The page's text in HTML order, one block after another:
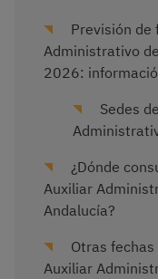
Previsión de
Administrativo
2026:
Sedes
¿Dónde
Auxiliar
Andalucía?
Otras
Auxiliar